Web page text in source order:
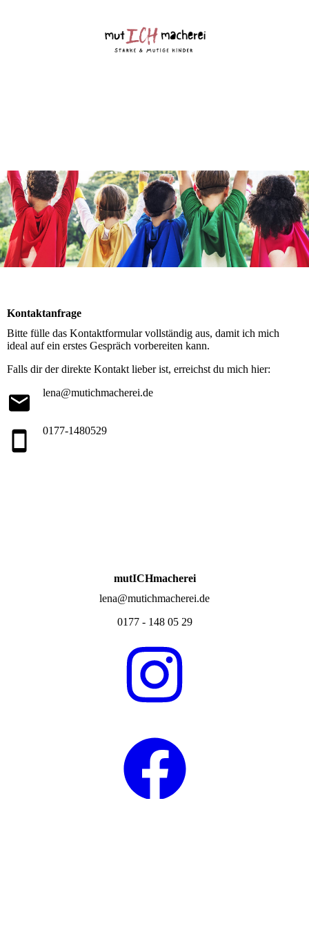
Kontaktanfrage
Bitte fülle das Kontaktformular vollständig aus, damit ich mich
ideal auf ein erstes Gespräch vorbereiten kann.
Falls dir der direkte Kontakt lieber ist, erreichst du mich hier:
lena@mutichmacherei.de
0177-1480529
mutICHmacherei
lena@mutichmacherei.de
0177 - 148 05 29